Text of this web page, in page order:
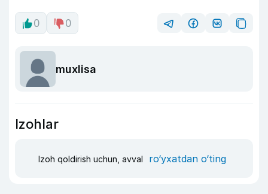
0 0
muxlisa
Izohlar
Izoh qoldirish uchun, avval ro‘yxatdan o‘ting